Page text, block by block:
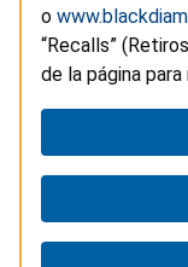
o
“Recalls”
de la página